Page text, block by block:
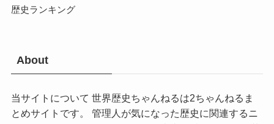
歴史ランキング
About
当サイトについて 世界歴史ちゃんねるは2ちゃんねるま
とめサイトです。 管理人が気になった歴史に関連するニ